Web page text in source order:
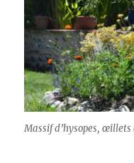
Massif d’hysopes,